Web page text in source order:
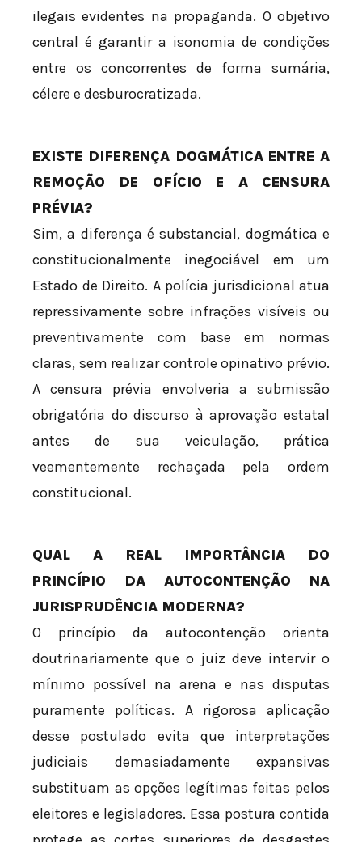
ilegais evidentes na propaganda. O objetivo
central é garantir a isonomia de condições
entre os concorrentes de forma sumária,
célere e desburocratizada.
EXISTE DIFERENÇA DOGMÁTICA ENTRE A
REMOÇÃO DE OFÍCIO E A CENSURA
PRÉVIA?
Sim, a diferença é substancial, dogmática e
constitucionalmente inegociável em um
Estado de Direito. A polícia jurisdicional atua
repressivamente sobre infrações visíveis ou
preventivamente com base em normas
claras, sem realizar controle opinativo prévio.
A censura prévia envolveria a submissão
obrigatória do discurso à aprovação estatal
antes de sua veiculação, prática
veementemente rechaçada pela ordem
constitucional.
QUAL A REAL IMPORTÂNCIA DO
PRINCÍPIO DA AUTOCONTENÇÃO NA
JURISPRUDÊNCIA MODERNA?
O princípio da autocontenção orienta
doutrinariamente que o juiz deve intervir o
mínimo possível na arena e nas disputas
puramente políticas. A rigorosa aplicação
desse postulado evita que interpretações
judiciais demasiadamente expansivas
substituam as opções legítimas feitas pelos
eleitores e legisladores. Essa postura contida